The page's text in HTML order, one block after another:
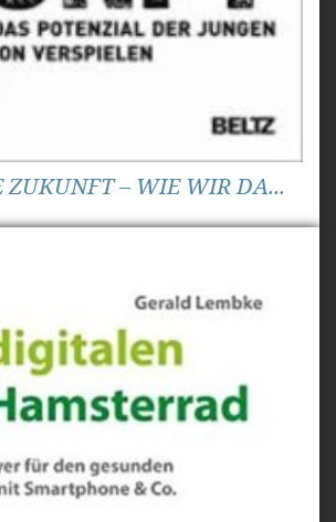
ZUKUNFT – WIE WIR DA...